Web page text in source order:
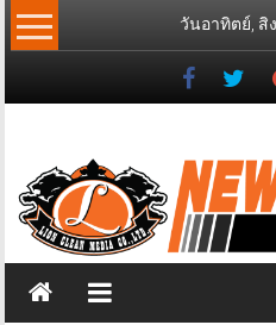
Skip
to
วันอาทิตย์, สิ
News
Freelancer
วส์
ฟรี